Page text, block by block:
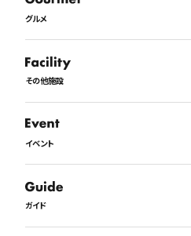
グルメ
その他施設
イベント
ガイド